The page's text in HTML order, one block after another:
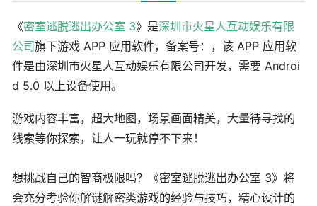
《密室逃脱逃出办公室 3》是深圳市火星人互动娱乐有限
公司旗下游戏 APP 应用软件，备案号：，该 APP 应用软
件是由深圳市火星人互动娱乐有限公司开发，需要 Androi
d 5.0 以上设备使用。
游戏内容丰富，超大地图，场景画面精美，大量待寻找的
线索等你探索，让人一玩就停不下来！
想挑战自己的智商极限吗？《密室逃脱逃出办公室 3》将
会充分考验你解谜解密类游戏的经验与技巧，精心设计的